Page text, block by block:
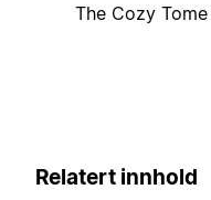
The Cozy
Relatert innhold